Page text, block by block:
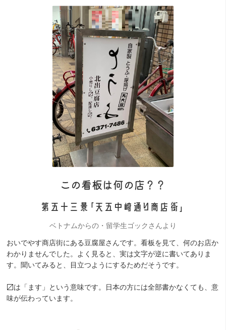
この看板は何の店？？
第五十三景「天五中崎通り商店街」
ベトナムからの・留学生ゴックさんより
おいでやす商店街にある豆腐屋さんです。看板を見て、何のお店か
わかりませんでした。よく見ると、実は文字が逆に書いてありま
す。聞いてみると、目立つようにするためだそうです。
〼は「ます」という意味です。日本の方には全部書かなくても、意
味が伝わっています。